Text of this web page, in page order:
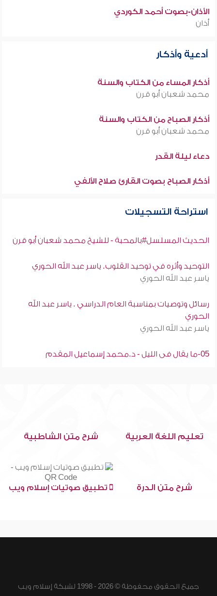
الأذان-بصوت أحمد الكوردي
أذان
أدعية وأذكار
أذكار المساء من الكتاب والسنة
محمد شعبان أبو قرن
أذكار الصباح من الكتاب والسنة
محمد شعبان أبو قرن
دعاء ليلة القدر
أذكار الصباح بصوت القارئ صلاح الألفي
استراحة التسجيلات
الحديث المسلسل#بالمحبة - للشيخ محمد شعبان أبو قرن
التوحيد وأثره في توحيد القلوب. ياسر عبد الله الحوري
ياسر عبد الله الحوري
رسائل وتوصيات بمناسبة العام الدراسي . ياسر عبد الله
الحوري
ياسر عبد الله الحوري
05-ما يقال فى الليل - د.محمد إسماعيل المقدم
تعليم اللغة العربية شرح متن الشاطبية
شرح متن الدرة تطبيق صوتيات إسلام ويب
جميع الحقوق محفوظة © 2026 - 1998 لشبكة إسلام ويب